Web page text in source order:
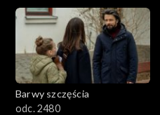
Barwy szczęścia
odc. 2480